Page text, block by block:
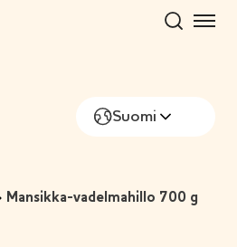
Suomi
Mansikka-vadelmahillo 700 g